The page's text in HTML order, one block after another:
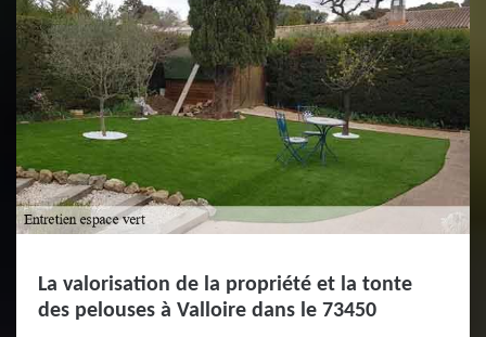
La valorisation de la propriété et la tonte
des pelouses à Valloire dans le 73450